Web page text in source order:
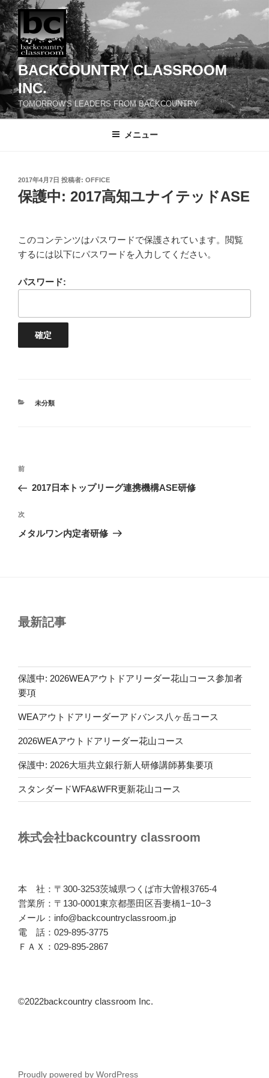
コ
ン
テ
ン
ツ
へ
ス
キ
ッ
BACKCOUNTRY CLASSROOM
INC.
TOMORROW'S LEADERS FROM BACKCOUNTRY
メニュー
投
稿
日:
2017年4月7日 投稿者: OFFICE
保護中: 2017高知ユナイテッドASE
このコンテンツはパスワードで保護されています。閲覧
するには以下にパスワードを入力してください。
パスワード:
カ
未分類
投
ナ
ビ
ゲ
前
の
稿
前
2017日本トップリーグ連携機構ASE研修
次
の
次
メタルワン内定者研修
最新記事
保護中: 2026WEAアウトドアリーダー花山コース参加者
要項
WEAアウトドアリーダーアドバンス八ヶ岳コース
2026WEAアウトドアリーダー花山コース
保護中: 2026大垣共立銀行新人研修講師募集要項
スタンダードWFA&WFR更新花山コース
株式会社backcountry classroom
本 社：〒300-3253茨城県つくば市大曽根3765-4
営業所：〒130-0001東京都墨田区吾妻橋1−10−3
メール：info@backcountryclassroom.jp
電 話：029-895-3775
ＦＡＸ：029-895-2867
©2022backcountry classroom Inc.
Proudly powered by WordPress